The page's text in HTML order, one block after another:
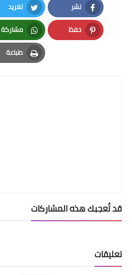
نشر
Facebook
تغريد
Twitter
حفظ
Pinterest
مشاركة
Whatsapp
طباعة
Print
قد تُعجبك هذه المشاركات
تعليقات